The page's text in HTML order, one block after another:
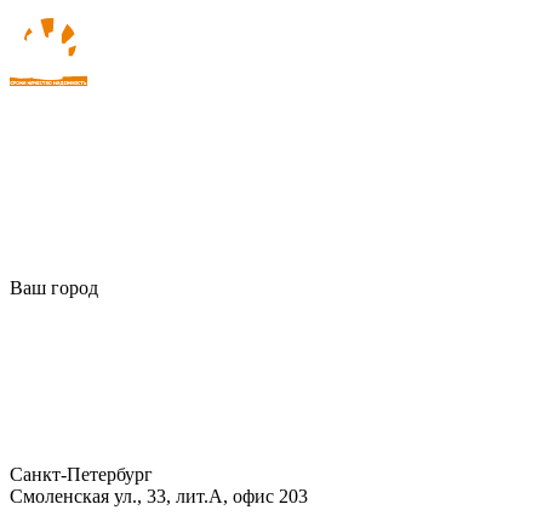
Ваш город
Санкт-Петербург
Смоленская ул., 33, лит.А, офис 203